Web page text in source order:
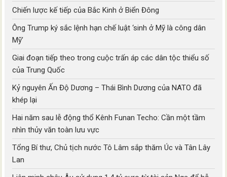
Chiến lược kế tiếp của Bắc Kinh ở Biển Đông
Ông Trump ký sắc lệnh hạn chế luật ‘sinh ở Mỹ là công dân
Mỹ’
Giai đoạn tiếp theo trong cuộc trấn áp các dân tộc thiểu số
của Trung Quốc
Kỷ nguyên Ấn Độ Dương – Thái Bình Dương của NATO đã
khép lại
Hai năm sau lễ động thổ Kênh Funan Techo: Cần một tầm
nhìn thủy văn toàn lưu vực
Tổng Bí thư, Chủ tịch nước Tô Lâm sắp thăm Úc và Tân Lây
Lan